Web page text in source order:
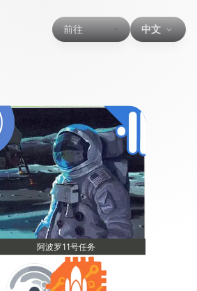
前往 中文
阿波罗11号任务